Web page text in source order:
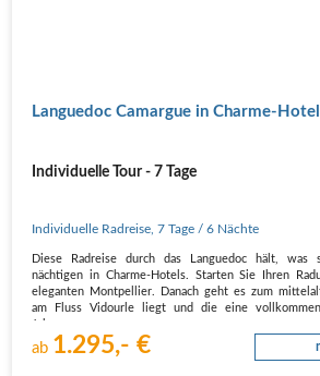
Languedoc Camargue in Charme-
Individuelle Tour - 7 Tage
Individuelle Radreise ,7 Tage / 6 Nächte
Diese Radreise durch das Languedoc hält, was
nächtigen in Charme-Hotels. Starten Sie Ihren
eleganten Montpellier. Danach geht es zum
am Fluss Vidourle liegt und die eine vollkommen
ab 1.295,- €